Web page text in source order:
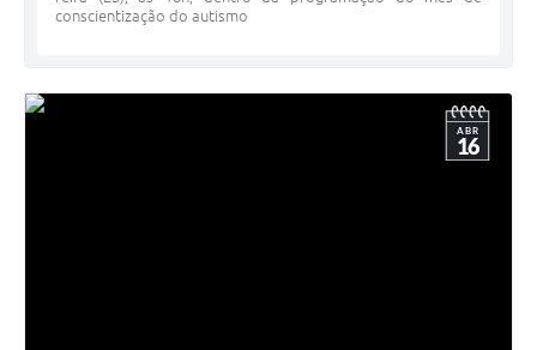
conscientização do autismo
ABR
16